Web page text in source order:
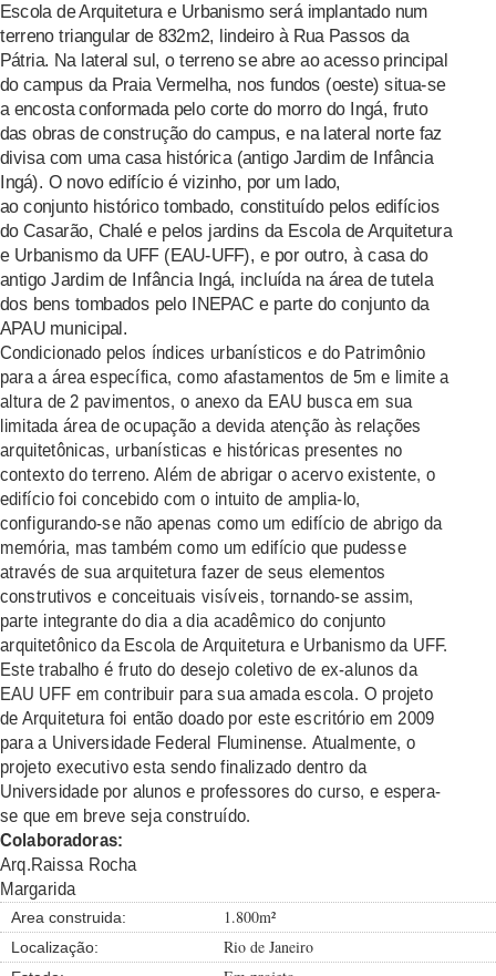
Escola de Arquitetura e Urbanismo será implantado num
terreno triangular de 832m2, lindeiro à Rua Passos da
Pátria. Na lateral sul, o terreno se abre ao acesso principal
do campus da Praia Vermelha, nos fundos (oeste) situa-se
a encosta conformada pelo corte do morro do Ingá, fruto
das obras de construção do campus, e na lateral norte faz
divisa com uma casa histórica (antigo Jardim de Infância
Ingá). O novo edifício é vizinho, por um lado,
ao conjunto histórico tombado, constituído pelos edifícios
do Casarão, Chalé e pelos jardins da Escola de Arquitetura
e Urbanismo da UFF (EAU-UFF), e por outro, à casa do
antigo Jardim de Infância Ingá, incluída na área de tutela
dos bens tombados pelo INEPAC e parte do conjunto da
APAU municipal.
Condicionado pelos índices urbanísticos e do Patrimônio
para a área específica, como afastamentos de 5m e limite a
altura de 2 pavimentos, o anexo da EAU busca em sua
limitada área de ocupação a devida atenção às relações
arquitetônicas, urbanísticas e históricas presentes no
contexto do terreno. Além de abrigar o acervo existente, o
edifício foi concebido com o intuito de amplia-lo,
configurando-se não apenas como um edifício de abrigo da
memória, mas também como um edifício que pudesse
através de sua arquitetura fazer de seus elementos
construtivos e conceituais visíveis, tornando-se assim,
parte integrante do dia a dia acadêmico do conjunto
arquitetônico da Escola de Arquitetura e Urbanismo da UFF.
Este trabalho é fruto do desejo coletivo de ex-alunos da
EAU UFF em contribuir para sua amada escola. O projeto
de Arquitetura foi então doado por este escritório em 2009
para a Universidade Federal Fluminense. Atualmente, o
projeto executivo esta sendo finalizado dentro da
Universidade por alunos e professores do curso, e espera-
se que em breve seja construído.
Colaboradoras:
Arq.Raissa Rocha
Margarida
Area construida: 1.800m²
Localização: Rio de Janeiro